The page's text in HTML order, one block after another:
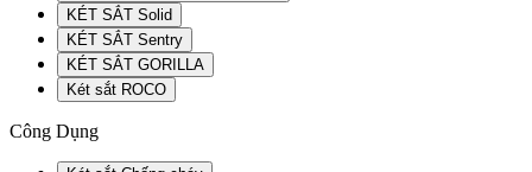
KÉT SẮT Solid
KÉT SẮT Sentry
KÉT SẮT GORILLA
Két sắt ROCO
Công Dụng